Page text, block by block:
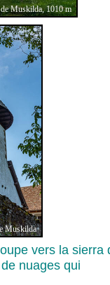
de Muskilda, 1010 m
Muskilda
vers la sierra
nuages qui